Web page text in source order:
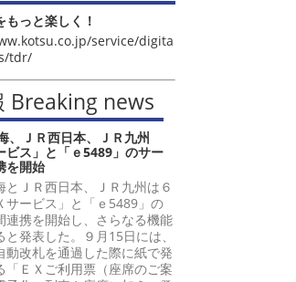
もっと楽しく！
service/digita
tdr/
Breaking news
、ＪＲ西日本、ＪＲ九州
ビス」と「ｅ5489」のサー
を開始
ＪＲ西日本、ＪＲ九州は６
サービス」と「ｅ5489」の
連携を開始し、さらなる機能
と発表した。９月15日には、
動改札を通過した際に紙で発
「ＥＸご利用票（座席のご案